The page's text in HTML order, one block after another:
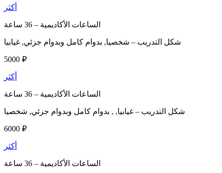
أكثر
الساعات الأكاديمية –
شكل التدريب – شخصيا, بدوام كامل وبدوام جزئي, غيابيا
5000 ₽
أكثر
الساعات الأكاديمية –
شكل التدريب – غيابيا, , بدوام كامل وبدوام جزئي, شخصيا
6000 ₽
أكثر
الساعات الأكاديمية –